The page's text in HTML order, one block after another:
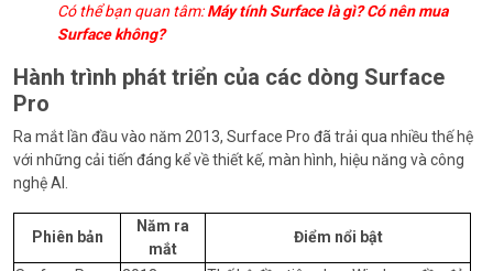
Có thể bạn quan tâm:Máy tính Surface là gì? Có nên mua
Surface không?
Hành trình phát triển của các dòng Surface
Pro
Ra mắt lần đầu vào năm 2013, Surface Pro đã trải qua nhiều thế hệ
với những cải tiến đáng kể về thiết kế, màn hình, hiệu năng và công
nghệ AI.
Phiên bản
Năm ra
mắt
Điểm nổi bật